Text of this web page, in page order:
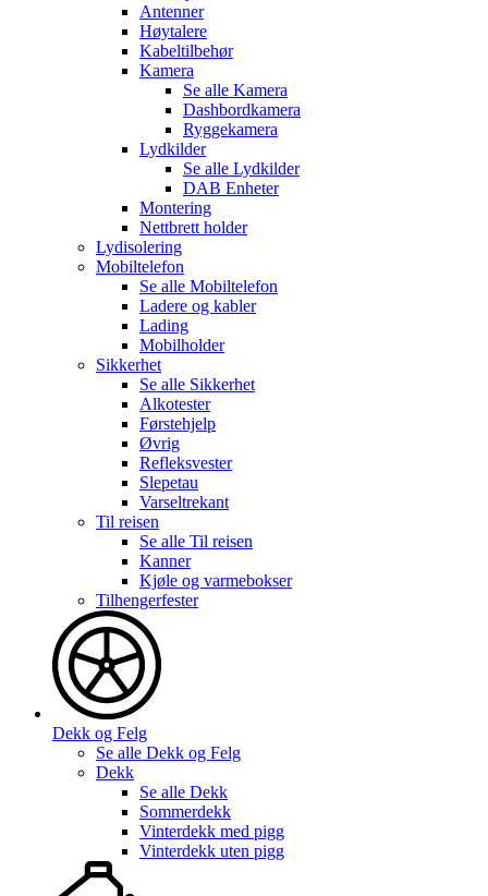
Antenner
Høytalere
Kabeltilbehør
Kamera
Se alle Kamera
Dashbordkamera
Ryggekamera
Lydkilder
Se alle Lydkilder
DAB Enheter
Montering
Nettbrett holder
Lydisolering
Mobiltelefon
Se alle Mobiltelefon
Ladere og kabler
Lading
Mobilholder
Sikkerhet
Se alle Sikkerhet
Alkotester
Førstehjelp
Øvrig
Refleksvester
Slepetau
Varseltrekant
Til reisen
Se alle Til reisen
Kanner
Kjøle og varmebokser
Tilhengerfester
Dekk og Felg
Se alle Dekk og Felg
Dekk
Se alle Dekk
Sommerdekk
Vinterdekk med pigg
Vinterdekk uten pigg